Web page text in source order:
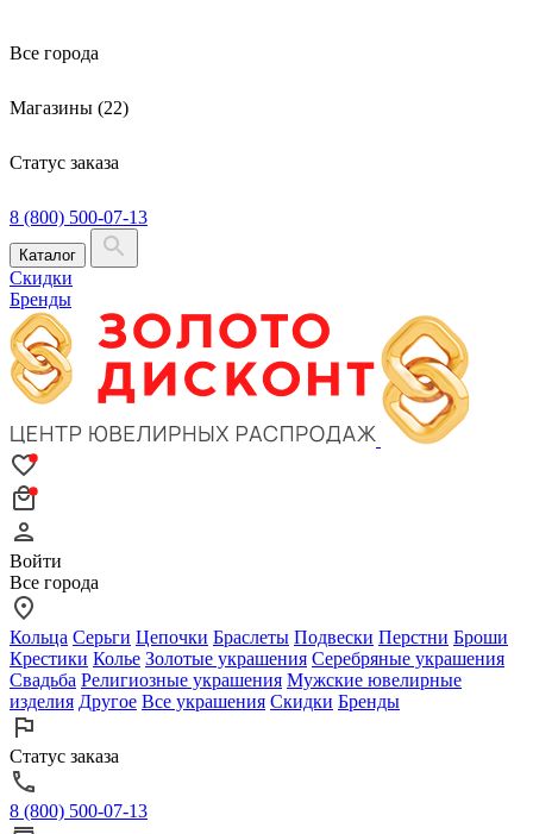
Все города
Магазины (22)
Статус заказа
8 (800) 500-07-13
Каталог
Скидки
Бренды
Войти
Все города
Кольца Серьги Цепочки Браслеты Подвески Перстни Броши
Крестики Колье Золотые украшения Серебряные украшения
Свадьба Религиозные украшения Мужские ювелирные
изделия Другое Все украшения Скидки Бренды
Статус заказа
8 (800) 500-07-13